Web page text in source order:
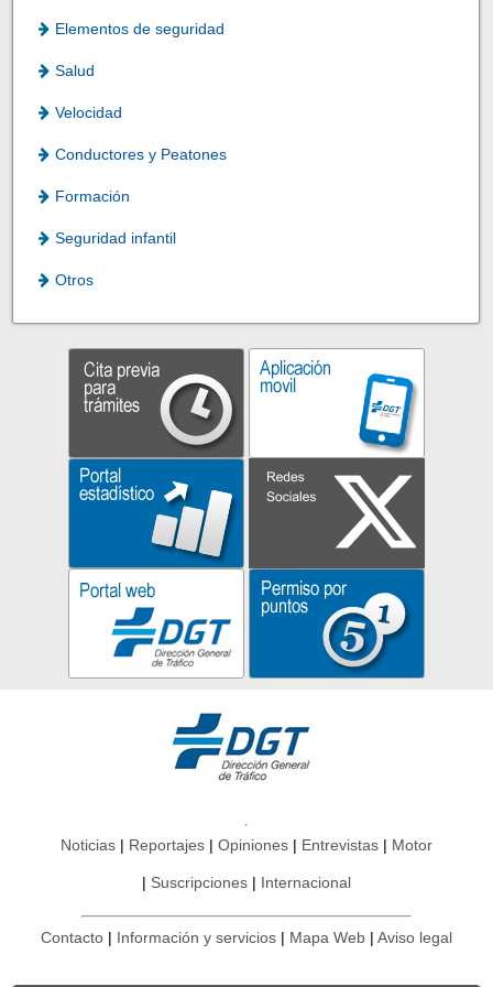
Elementos de seguridad
Salud
Velocidad
Conductores y Peatones
Formación
Seguridad infantil
Otros
Noticias Reportajes Opiniones Entrevistas Motor
Suscripciones Internacional
Contacto Información y servicios Mapa Web Aviso legal